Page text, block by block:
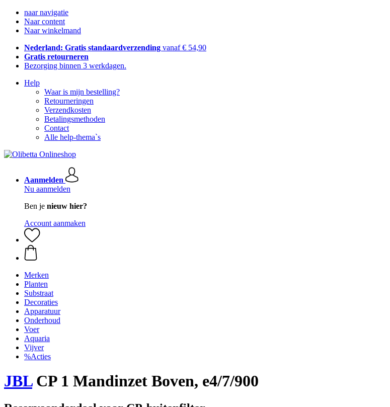
naar navigatie
Naar content
Naar winkelmand
Nederland: Gratis standaardverzending vanaf € 54,90
Gratis retourneren
Bezorging binnen 3 werkdagen.
Help
Waar is mijn bestelling?
Retourneringen
Verzendkosten
Betalingsmethoden
Contact
Alle help-thema`s
Aanmelden
Nu aanmelden
Ben je nieuw hier?
Account aanmaken
Merken
Planten
Substraat
Decoraties
Apparatuur
Onderhoud
Voer
Aquaria
Vijver
%Acties
JBLCP 1 Mandinzet Boven, e4/7/900